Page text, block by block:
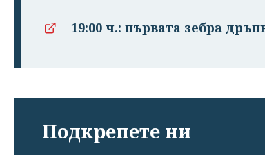
19:00 ч.: първата зебра
Подкрепете ни